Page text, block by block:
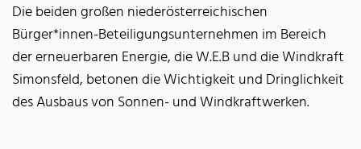
Die beiden großen niederösterreichischen
Bürger*innen-Beteiligungsunternehmen im Bereich
der erneuerbaren Energie, die W.E.B und die Windkraft
Simonsfeld, betonen die Wichtigkeit und Dringlichkeit
des Ausbaus von Sonnen- und Windkraftwerken.